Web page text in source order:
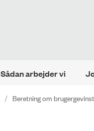
Sådan arbejder vi
Beretning om